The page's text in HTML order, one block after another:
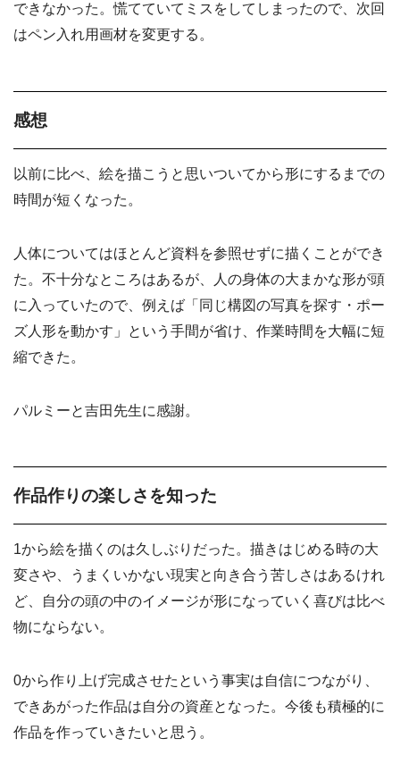
できなかった。慌てていてミスをしてしまったので、次回
はペン入れ用画材を変更する。
感想
以前に比べ、絵を描こうと思いついてから形にするまでの
時間が短くなった。
人体についてはほとんど資料を参照せずに描くことができ
た。不十分なところはあるが、人の身体の大まかな形が頭
に入っていたので、例えば「同じ構図の写真を探す・ポー
ズ人形を動かす」という手間が省け、作業時間を大幅に短
縮できた。
パルミーと吉田先生に感謝。
作品作りの楽しさを知った
1から絵を描くのは久しぶりだった。描きはじめる時の大
変さや、うまくいかない現実と向き合う苦しさはあるけれ
ど、自分の頭の中のイメージが形になっていく喜びは比べ
物にならない。
0から作り上げ完成させたという事実は自信につながり、
できあがった作品は自分の資産となった。今後も積極的に
作品を作っていきたいと思う。